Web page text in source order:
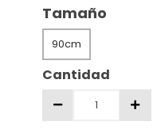
Tamaño
90cm
Cantidad